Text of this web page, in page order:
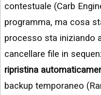
contestuale (Carb
programma, ma cosa
processo sta iniziando
cancellare file in
ripristina
backup temporaneo